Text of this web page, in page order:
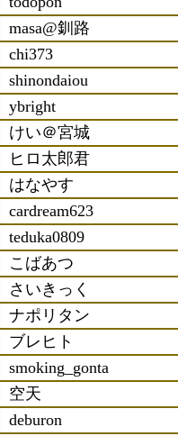
masa@釧路
chi373
shinondaiou
ybright
けい＠宮城
ヒロ太郎君
はなやす
cardream623
teduka0809
こばあつ
さいきっく
ナポリタン
ブレヒト
smoking_gonta
空天
deburon